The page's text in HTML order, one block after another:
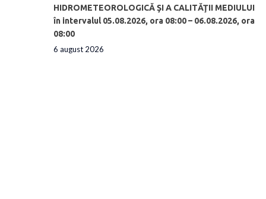
HIDROMETEOROLOGICĂ ŞI A CALITĂŢII MEDIULUI
în intervalul 05.08.2026, ora 08:00 – 06.08.2026, ora
08:00
6 august 2026